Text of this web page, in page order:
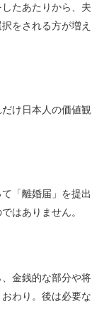
たあたりから、夫
をされる方が増え
け日本人の価値観
「離婚届」を提出
はありません。
金銭的な部分や将
わり。後は必要な